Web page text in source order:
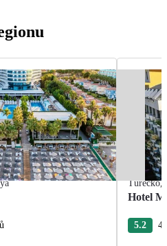
Turecko,
Hotel
5.2